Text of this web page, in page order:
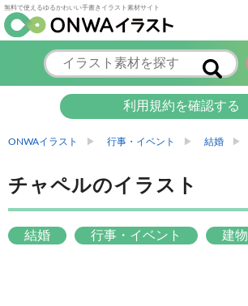
無料で使えるゆるかわいい手書きイラスト素材サイト
利用規約を確認する
ONWAイラスト 行事・イベント 結婚
チャペルのイラスト
結婚 行事・イベント 建物